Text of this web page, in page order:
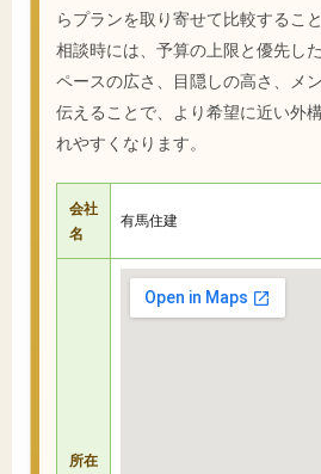
らプランを取り寄せて比較するこ
相談時には、予算の上限と優先し
ペースの広さ、目隠しの高さ、メ
伝えることで、より希望に近い外
れやすくなります。
会社
名
有馬住建
所在